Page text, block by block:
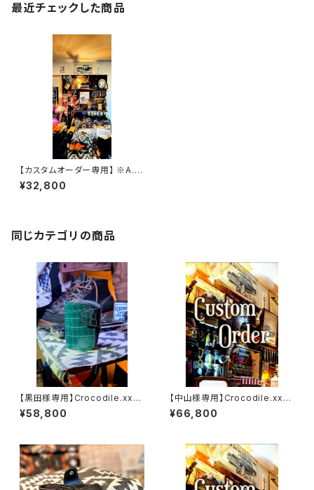
最近チェックした商品
【カスタムオーダー専用】 ※A.G
arcia.Custom.変更
¥32,800
同じカテゴリの商品
【黒田様専用】Crocodile.xxx.
ORIENTAL-BLUE.Edition// J
ACK.RIDE.SSW
¥58,800
【中山様専用】Crocodile.xxx.
Edition// JACK.RIDE.SSW
¥66,800